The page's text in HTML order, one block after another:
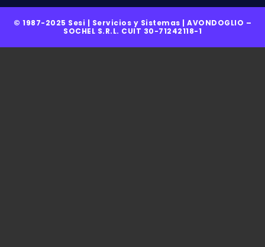
© 1987-2025 Sesi | Servicios y Sistemas | AVONDOGLIO –
SOCHEL S.R.L. CUIT 30-71242118-1